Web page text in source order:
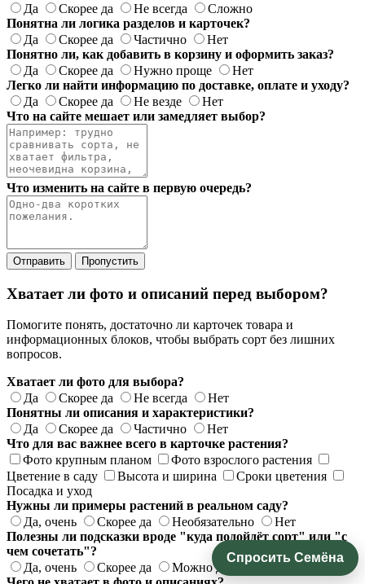
Да
Скорее да Не всегда
Сложно
Понятна ли логика разделов и карточек?
Да
Скорее да Частично
Нет
Понятно ли, как добавить в корзину и оформить заказ?
Да
Скорее да Нужно проще
Нет
Легко ли найти информацию по доставке, оплате и уходу?
Да
Скорее да Не везде
Нет
Что на сайте мешает или замедляет выбор?
Что изменить на сайте в первую очередь?
Отправить Пропустить
Хватает ли фото и описаний перед выбором?
Помогите понять, достаточно ли карточек товара и
информационных блоков, чтобы выбрать сорт без лишних
вопросов.
Хватает ли фото для выбора?
Да
Скорее да Не всегда
Нет
Понятны ли описания и характеристики?
Да
Скорее да Частично
Нет
Что для вас важнее всего в карточке растения?
Фото крупным планом
Фото взрослого растения
Цветение в саду
Высота и ширина
Сроки цветения
Посадка и уход
Нужны ли примеры растений в реальном саду?
Да, очень
Скорее да Необязательно
Нет
Полезны ли подсказки вроде "куда подойдёт сорт" или "с
чем сочетать"?
Да, очень
Скорее да Можно добавить
Спросить Семёна